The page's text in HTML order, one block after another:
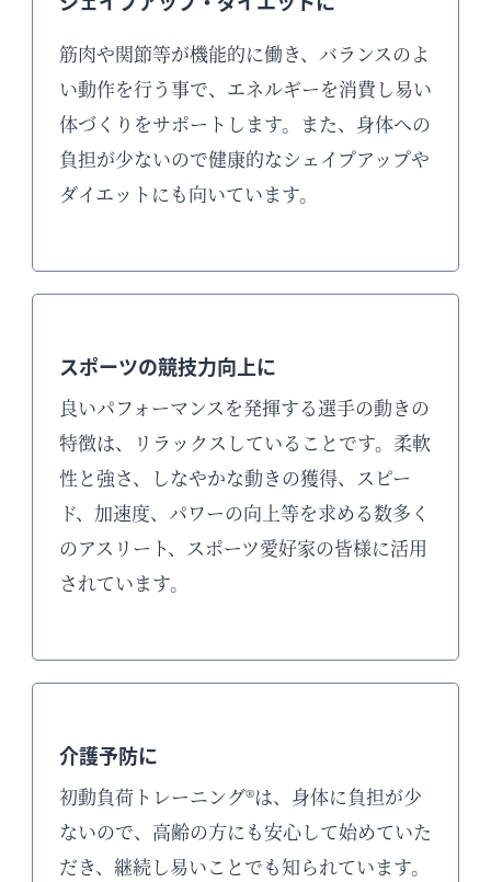
筋肉や関節等が機能的に働き、バランスのよ
い動作を行う事で、エネルギーを消費し易い
体づくりをサポートします。また、身体への
負担が少ないので健康的なシェイプアップや
ダイエットにも向いています。
スポーツの競技力向上に
良いパフォーマンスを発揮する選手の動きの
特徴は、リラックスしていることです。柔軟
性と強さ、しなやかな動きの獲得、スピー
ド、加速度、パワーの向上等を求める数多く
のアスリート、スポーツ愛好家の皆様に活用
されています。
介護予防に
初動負荷トレーニング®は、身体に負担が少
ないので、高齢の方にも安心して始めていた
だき、継続し易いことでも知られています。